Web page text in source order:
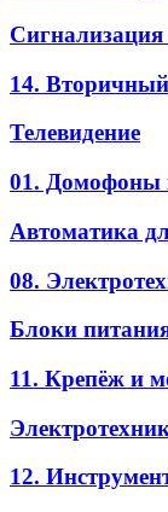
14.
Телевидение
01.
Автоматика
08.
Блоки
11. Крепёж и
12.